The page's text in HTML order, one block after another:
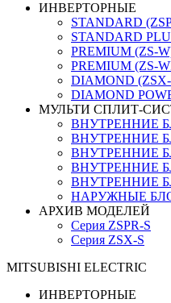
ИНВЕРТОРНЫЕ
STANDARD
STANDARD
PREMIUM (ZS-
PREMIUM (ZS-
DIAMOND
DIAMOND
МУЛЬТИ СПЛИТ-
ВНУТРЕННИЕ
ВНУТРЕННИЕ
ВНУТРЕННИЕ
ВНУТРЕННИЕ
ВНУТРЕННИЕ
НАРУЖНЫЕ
АРХИВ МОДЕЛЕЙ
Серия ZSPR-S
Серия ZSX-S
MITSUBISHI ELECTRIC
ИНВЕРТОРНЫЕ